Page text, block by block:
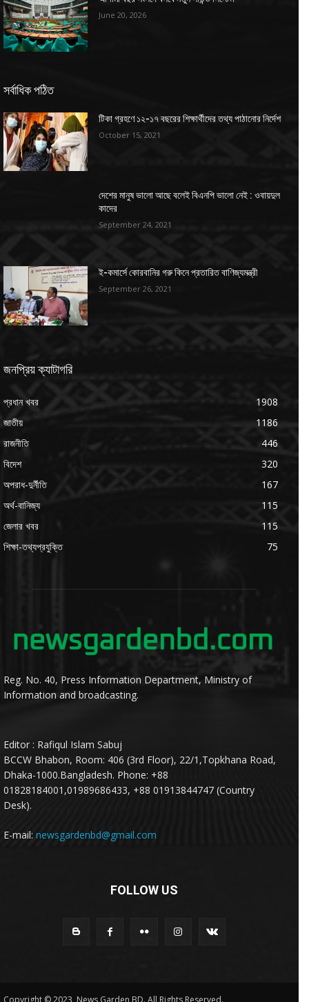
June 20, 2026
সর্বাধিক পঠিত
টিকা গ্রহণে ১২-১৭ বছরের শিক্ষার্থীদের তথ্য পাঠানোর নির্দেশ
October 15, 2021
দেশের মানুষ ভালো আছে বলেই বিএনপি ভালো নেই : ওবায়দুল
কাদের
September 24, 2021
ই-কমার্সে কোরবানির গরু কিনে প্রতারিত বাণিজ্যমন্ত্রী
September 26, 2021
জনপ্রিয় ক্যাটাগরি
প্রধান খবর
1908
জাতীয়
1186
রাজনীতি
446
বিদেশ
320
অপরাধ-দুর্নীতি
167
অর্থ-বানিজ্য
115
জেলার খবর
115
শিক্ষা-তথ্যপ্রযুক্তি
75
Reg. No. 40, Press Information Department, Ministry of
Information and broadcasting.
Editor : Rafiqul Islam Sabuj
BCCW Bhabon, Room: 406 (3rd Floor), 22/1,Topkhana Road,
Dhaka-1000.Bangladesh. Phone: +88
01828184001,01989686433, +88 01913844747 (Country
Desk).
E-mail: newsgardenbd@gmail.com
FOLLOW US